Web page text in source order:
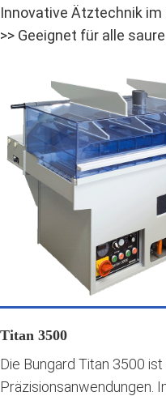
Innovative Ätztechnik
>> Geeignet für alle
Titan 3500
Die Bungard Titan 3500
Präzisionsanwendungen.